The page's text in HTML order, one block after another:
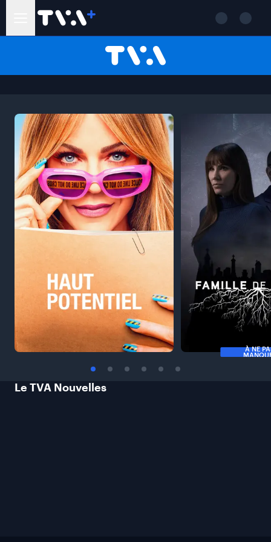
À NE
Le TVA Nouvelles